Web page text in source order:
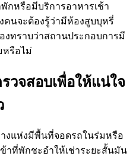
กหรือมีบริการอาหารเช้า
คนจะต้องรู้ว่ามีห้องสูบบุหรี่
งทราบว่าสถานประกอบการมี
หรือไม่
วจสอบเพื่อให้แน่ใจ
งแห่งมีพื้นที่จอดรถในร่มหรือ
าที่พักชะอำให้เช่าระยะสั้นมัน